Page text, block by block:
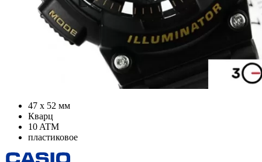
47 х 52 мм
Кварц
10 ATM
пластиковое